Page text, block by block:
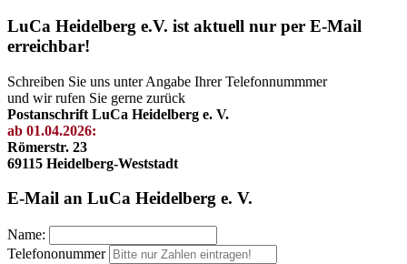
LuCa Heidelberg e.V. ist aktuell nur per E-Mail
erreichbar!
Schreiben Sie uns unter Angabe Ihrer Telefonnummmer
und wir rufen Sie gerne zurück
Postanschrift LuCa Heidelberg e. V.
ab 01.04.2026:
Römerstr. 23
69115 Heidelberg-Weststadt
E-Mail an LuCa Heidelberg e. V.
Name:
Telefononummer